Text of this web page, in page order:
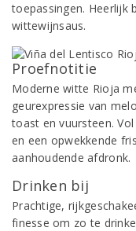
toepassingen. Heerlijk
wittewijnsaus.
Proefnotitie
Moderne witte Rioja
geurexpressie van
toast en vuursteen.
en een opwekkende
aanhoudende afdronk.
Drinken bij
Prachtige,
finesse om zo te